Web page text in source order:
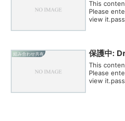
This
Please
view
組み合わせ共有 保護中:
This
Please
view